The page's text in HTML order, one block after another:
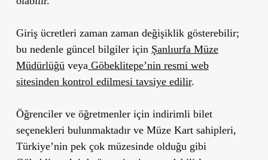
Giriş ücretleri zaman zaman değişiklik gösterebilir;
bu nedenle güncel bilgiler için Şanlıurfa Müze
Müdürlüğü veya Göbeklitepe’nin resmi web
sitesinden kontrol edilmesi tavsiye edilir.
Öğrenciler ve öğretmenler için indirimli bilet
seçenekleri bulunmaktadır ve Müze Kart sahipleri,
Türkiye’nin pek çok müzesinde olduğu gibi